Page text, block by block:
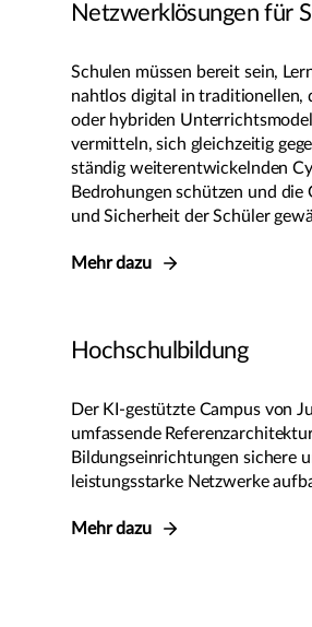
Netzwerklösungen für
Schulen müssen bereit sein,
nahtlos digital in traditionellen,
oder hybriden
vermitteln, sich gleichzeitig
ständig weiterentwickelnden
Bedrohungen schützen und die
und Sicherheit der Schüler
Mehr dazu
Hochschulbildung
Der KI-gestützte Campus von
umfassende
Bildungseinrichtungen sichere
leistungsstarke Netzwerke
Mehr dazu